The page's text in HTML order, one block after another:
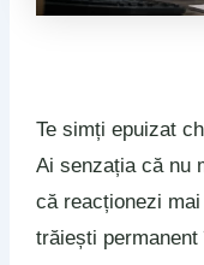
Te simți epuizat
Ai senzația că nu
că reacționezi
trăiești